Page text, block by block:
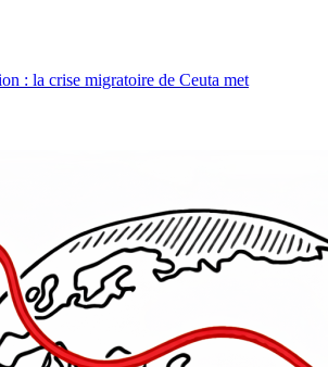
: la crise migratoire de Ceuta met